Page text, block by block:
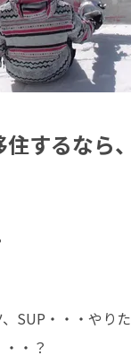
するなら
SUP・・・やり
・？